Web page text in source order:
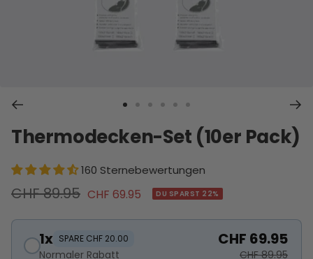
Slide
gehen
Slide
gehen
Slide
gehen
Slide
gehen
Slide
gehen
Slide
gehen
Thermodecken-Set (10er Pack)
160 Sternebewertungen
Regulärer
Preis
CHF 89.95 Angebotspreis
CHF 69.95 DU SPARST 22%
1x SPARE CHF 20.00
Normaler Rabatt
CHF 69.95
CHF 89.95